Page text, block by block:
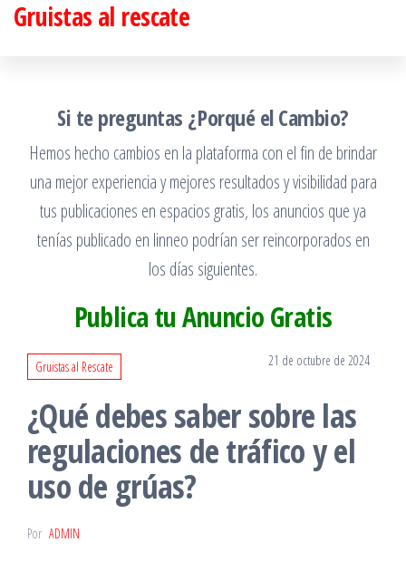
SaltarGruistas al rescate
Si te preguntas ¿Porqué el Cambio?
Hemos hecho cambios en la plataforma con el fin de brindar
una mejor experiencia y mejores resultados y visibilidad para
tus publicaciones en espacios gratis, los anuncios que ya
tenías publicado en linneo podrían ser reincorporados en
los días siguientes.
Publica tu Anuncio Gratis
Gruistas al Rescate 21 de octubre de 2024
¿Qué debes saber sobre las
regulaciones de tráfico y el
uso de grúas?
Por ADMIN